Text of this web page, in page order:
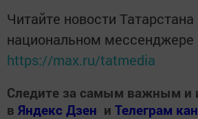
Читайте новости Татарстана
национальном
https://max.ru/tatmedia
Следите за самым важным и
в Яндекс Дзен и Телеграм